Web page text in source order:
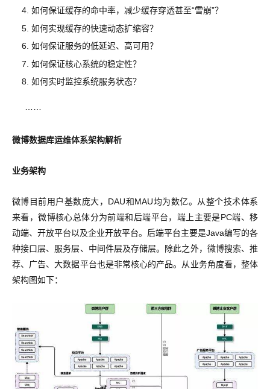
如何保证缓存的命中率，减少缓存穿透甚至“雪崩”？
如何实现缓存的快速动态扩缩容？
如何保证服务的低延迟、高可用？
如何保证核心系统的稳定性？
如何实时监控系统服务状态？
微博数据库运维体系架构解析
业务架构
微博目前用户基数庞大，DAU和MAU均为数亿。从整个技术体系
来看，微博核心总体分为前端和后端平台，端上主要是PC端、移
动端、开放平台以及企业开放平台。后端平台主要是Java编写的各
种接口层、服务层、中间件层及存储层。除此之外，微博搜索、推
荐、广告、大数据平台也是非常核心的产品。从业务角度看，整体
架构图如下：